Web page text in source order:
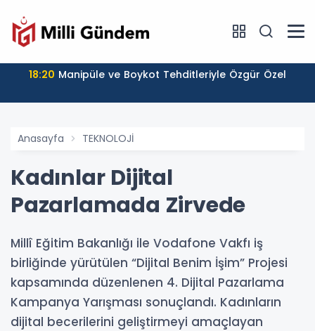
18:20 Manipüle ve Boykot Tehditleriyle Özgür Özel
Anasayfa TEKNOLOJİ
Kadınlar Dijital
Pazarlamada Zirvede
Millî Eğitim Bakanlığı ile Vodafone Vakfı iş
birliğinde yürütülen “Dijital Benim İşim” Projesi
kapsamında düzenlenen 4. Dijital Pazarlama
Kampanya Yarışması sonuçlandı. Kadınların
dijital becerilerini geliştirmeyi amaçlayan